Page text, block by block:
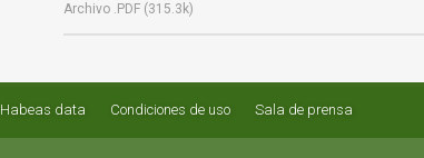
Archivo .PDF (315.3k)
Habeas data Condiciones de uso Sala de prensa